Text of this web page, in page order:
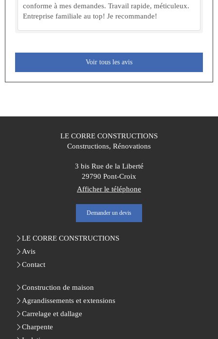
conforme à mes demandes. Travail rapide, méticuleux.
Entreprise familiale au top! Je recommande!
Voir tous les avis
LE CORRE CONSTRUCTIONS
Constructions, Rénovations
3 bis Rue de la Liberté
29790 Pont-Croix
Afficher le téléphone
Demander un devis
LE CORRE CONSTRUCTIONS
Avis
Contact
Construction de maison
Agrandissements et extensions
Carrelage et dallage
Charpente